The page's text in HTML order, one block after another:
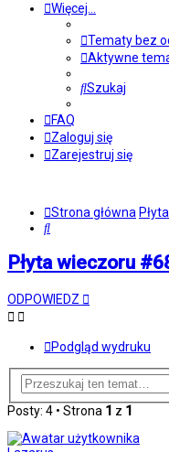
Więcej…
Tematy bez
Aktywne
Szukaj
FAQ
Zaloguj się
Zarejestruj się
Strona główna
Szukaj
Płyta wieczoru
ODPOWIEDZ
Podgląd wydruku
Posty: 4 • Strona 1 z 1